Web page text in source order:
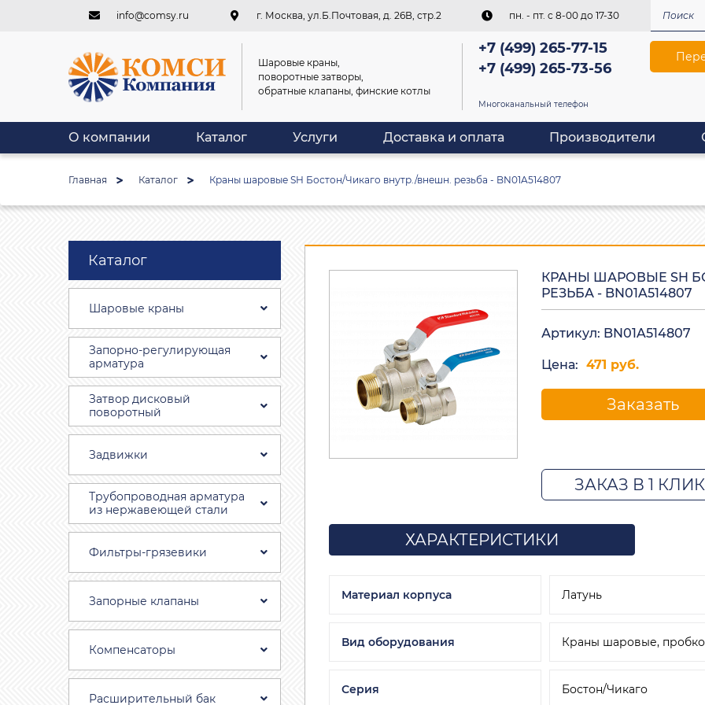
info@comsy.ru г. Москва, ул.Б.Почтовая, д. 26В, стр.2 пн. - пт. c 8-00 до 17-30
Шаровые краны,
поворотные затворы,
обратные клапаны, финские котлы
+7 (499) 265-77-15
+7 (499) 265-73-56
Многоканальный телефон
О компании Каталог Услуги Доставка и оплата Производители
Главная Каталог Краны шаровые SH Бостон/Чикаго внутр./внешн. резьба - BN01A514807
КРАНЫ ШАРОВЫЕ SH
РЕЗЬБА - BN01A514807
Артикул: BN01A514807
Цена: 471 руб.
Заказать
ЗАКАЗ В 1 КЛИК
ХАРАКТЕРИСТИКИ
Материал корпуса Латунь
Вид оборудования Краны шаровые,
Серия Бостон/Чикаго
Каталог
Шаровые краны
Запорно-регулирующая
арматура
Затвоp дискoвый
пoвoротный
Задвижки
Трубопроводная aрматура
из нержавеющей стали
Фильтры-грязевики
Запорные клапаны
Компенсаторы
Расширительный бак